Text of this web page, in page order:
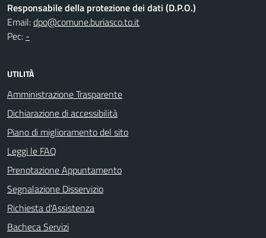
Responsabile della protezione dei dati (D.P.O.)
Email:dpo@comune.buriasco.to.it
Pec: -
UTILITÀ
Amministrazione Trasparente
Dichiarazione di accessibilità
Piano di miglioramento del sito
Leggi le FAQ
Prenotazione Appuntamento
Segnalazione Disservizio
Richiesta d'Assistenza
Bacheca Servizi